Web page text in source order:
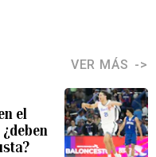
VER MÁS
el